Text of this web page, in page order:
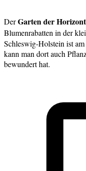
DerGarten der
Blumenrabatten in der
Schleswig-Holstein ist
kann man dort auch
bewundert hat.